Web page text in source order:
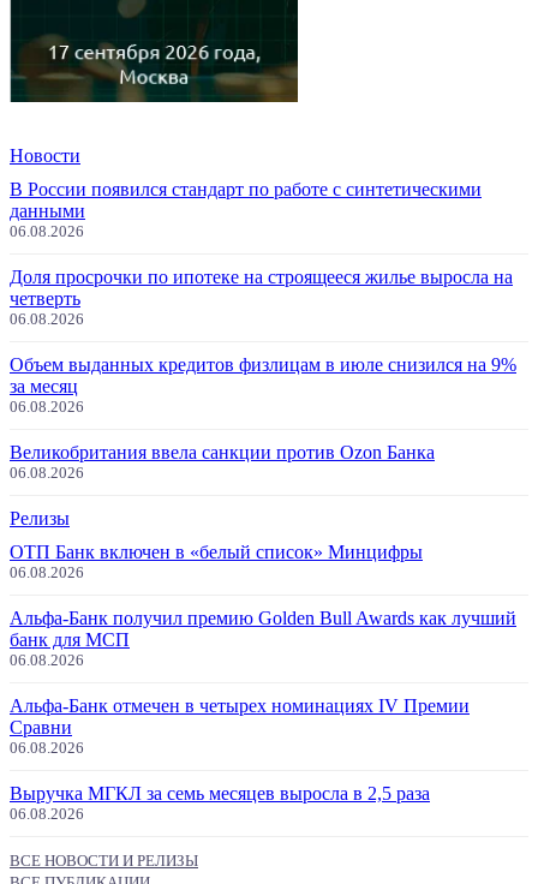
Новости
В России появился стандарт по работе с синтетическими
данными
06.08.2026
Доля просрочки по ипотеке на строящееся жилье выросла на
четверть
06.08.2026
Объем выданных кредитов физлицам в июле снизился на 9%
за месяц
06.08.2026
Великобритания ввела санкции против Ozon Банка
06.08.2026
Релизы
ОТП Банк включен в «белый список» Минцифры
06.08.2026
Альфа-Банк получил премию Golden Bull Awards как лучший
банк для МСП
06.08.2026
Альфа-Банк отмечен в четырех номинациях IV Премии
Сравни
06.08.2026
Выручка МГКЛ за семь месяцев выросла в 2,5 раза
06.08.2026
ВСЕ НОВОСТИ И РЕЛИЗЫ